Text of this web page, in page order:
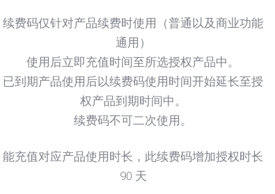
能充值对应产品使用时长，此续费码增加授权时长
90 天
续费码仅针对产品续费时使用（普通以及商业功能
通用）
使用后立即充值时间至所选授权产品中。
已到期产品使用后以续费码使用时间开始延长至授
权产品到期时间中。
续费码不可二次使用。